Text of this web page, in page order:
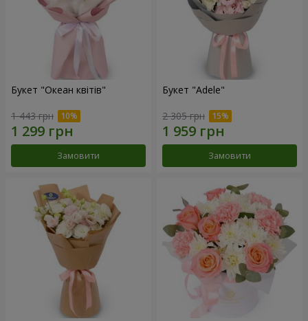
Букет "Океан квітів"
1 443 грн
Замовити
Букет "Adele"
2 305 грн
Замовити